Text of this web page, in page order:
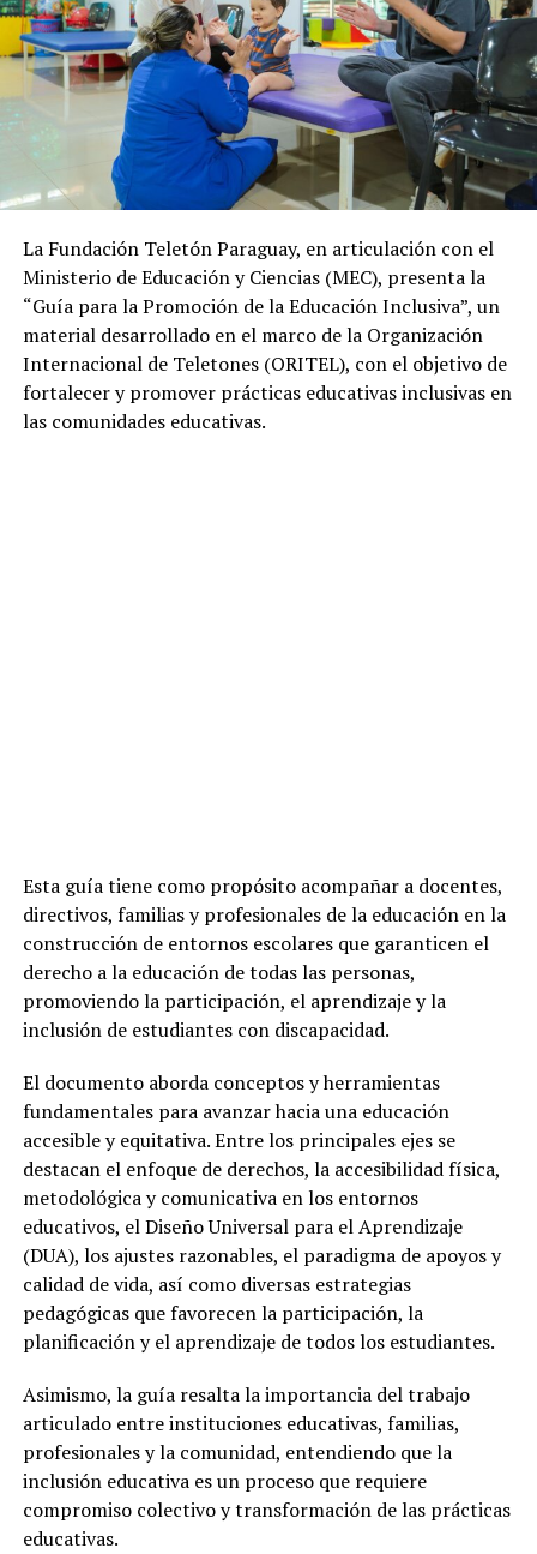
La Fundación Teletón Paraguay, en articulación con el
Ministerio de Educación y Ciencias (MEC), presenta la
“Guía para la Promoción de la Educación Inclusiva”, un
material desarrollado en el marco de la Organización
Internacional de Teletones (ORITEL), con el objetivo de
fortalecer y promover prácticas educativas inclusivas en
las comunidades educativas.
Esta guía tiene como propósito acompañar a docentes,
directivos, familias y profesionales de la educación en la
construcción de entornos escolares que garanticen el
derecho a la educación de todas las personas,
promoviendo la participación, el aprendizaje y la
inclusión de estudiantes con discapacidad.
El documento aborda conceptos y herramientas
fundamentales para avanzar hacia una educación
accesible y equitativa. Entre los principales ejes se
destacan el enfoque de derechos, la accesibilidad física,
metodológica y comunicativa en los entornos
educativos, el Diseño Universal para el Aprendizaje
(DUA), los ajustes razonables, el paradigma de apoyos y
calidad de vida, así como diversas estrategias
pedagógicas que favorecen la participación, la
planificación y el aprendizaje de todos los estudiantes.
Asimismo, la guía resalta la importancia del trabajo
articulado entre instituciones educativas, familias,
profesionales y la comunidad, entendiendo que la
inclusión educativa es un proceso que requiere
compromiso colectivo y transformación de las prácticas
educativas.